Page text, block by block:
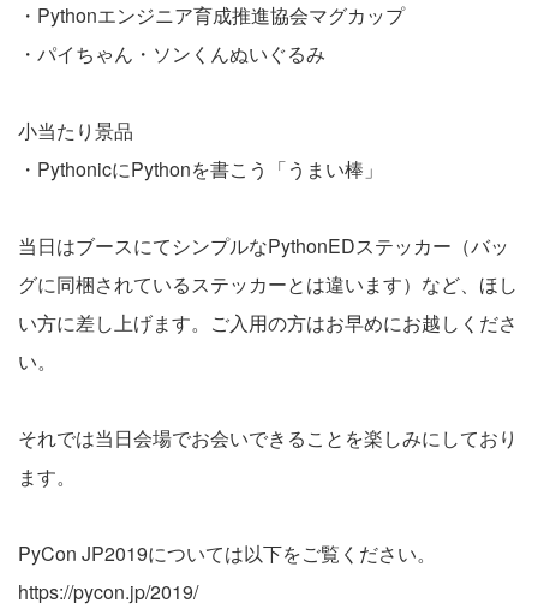
・Pythonエンジニア育成推進協会マグカップ
・パイちゃん・ソンくんぬいぐるみ
小当たり景品
・PythonicにPythonを書こう「うまい棒」
当日はブースにてシンプルなPythonEDステッカー（バッ
グに同梱されているステッカーとは違います）など、ほし
い方に差し上げます。ご入用の方はお早めにお越しくださ
い。
それでは当日会場でお会いできることを楽しみにしており
ます。
PyCon JP2019については以下をご覧ください。
https://pycon.jp/2019/